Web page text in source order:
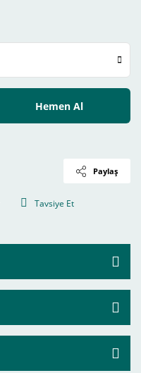
Hemen Al
Paylaş
Tavsiye Et